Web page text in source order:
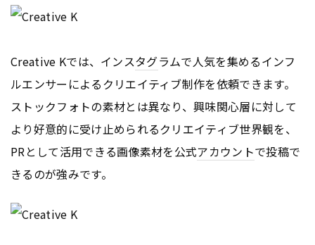
Creative Kでは、インスタグラムで人気を集めるインフ
ルエンサーによるクリエイティブ制作を依頼できます。
ストックフォトの素材とは異なり、興味関心層に対して
より好意的に受け止められるクリエイティブ世界観を、
PRとして活用できる画像素材を公式アカウントで投稿で
きるのが強みです。